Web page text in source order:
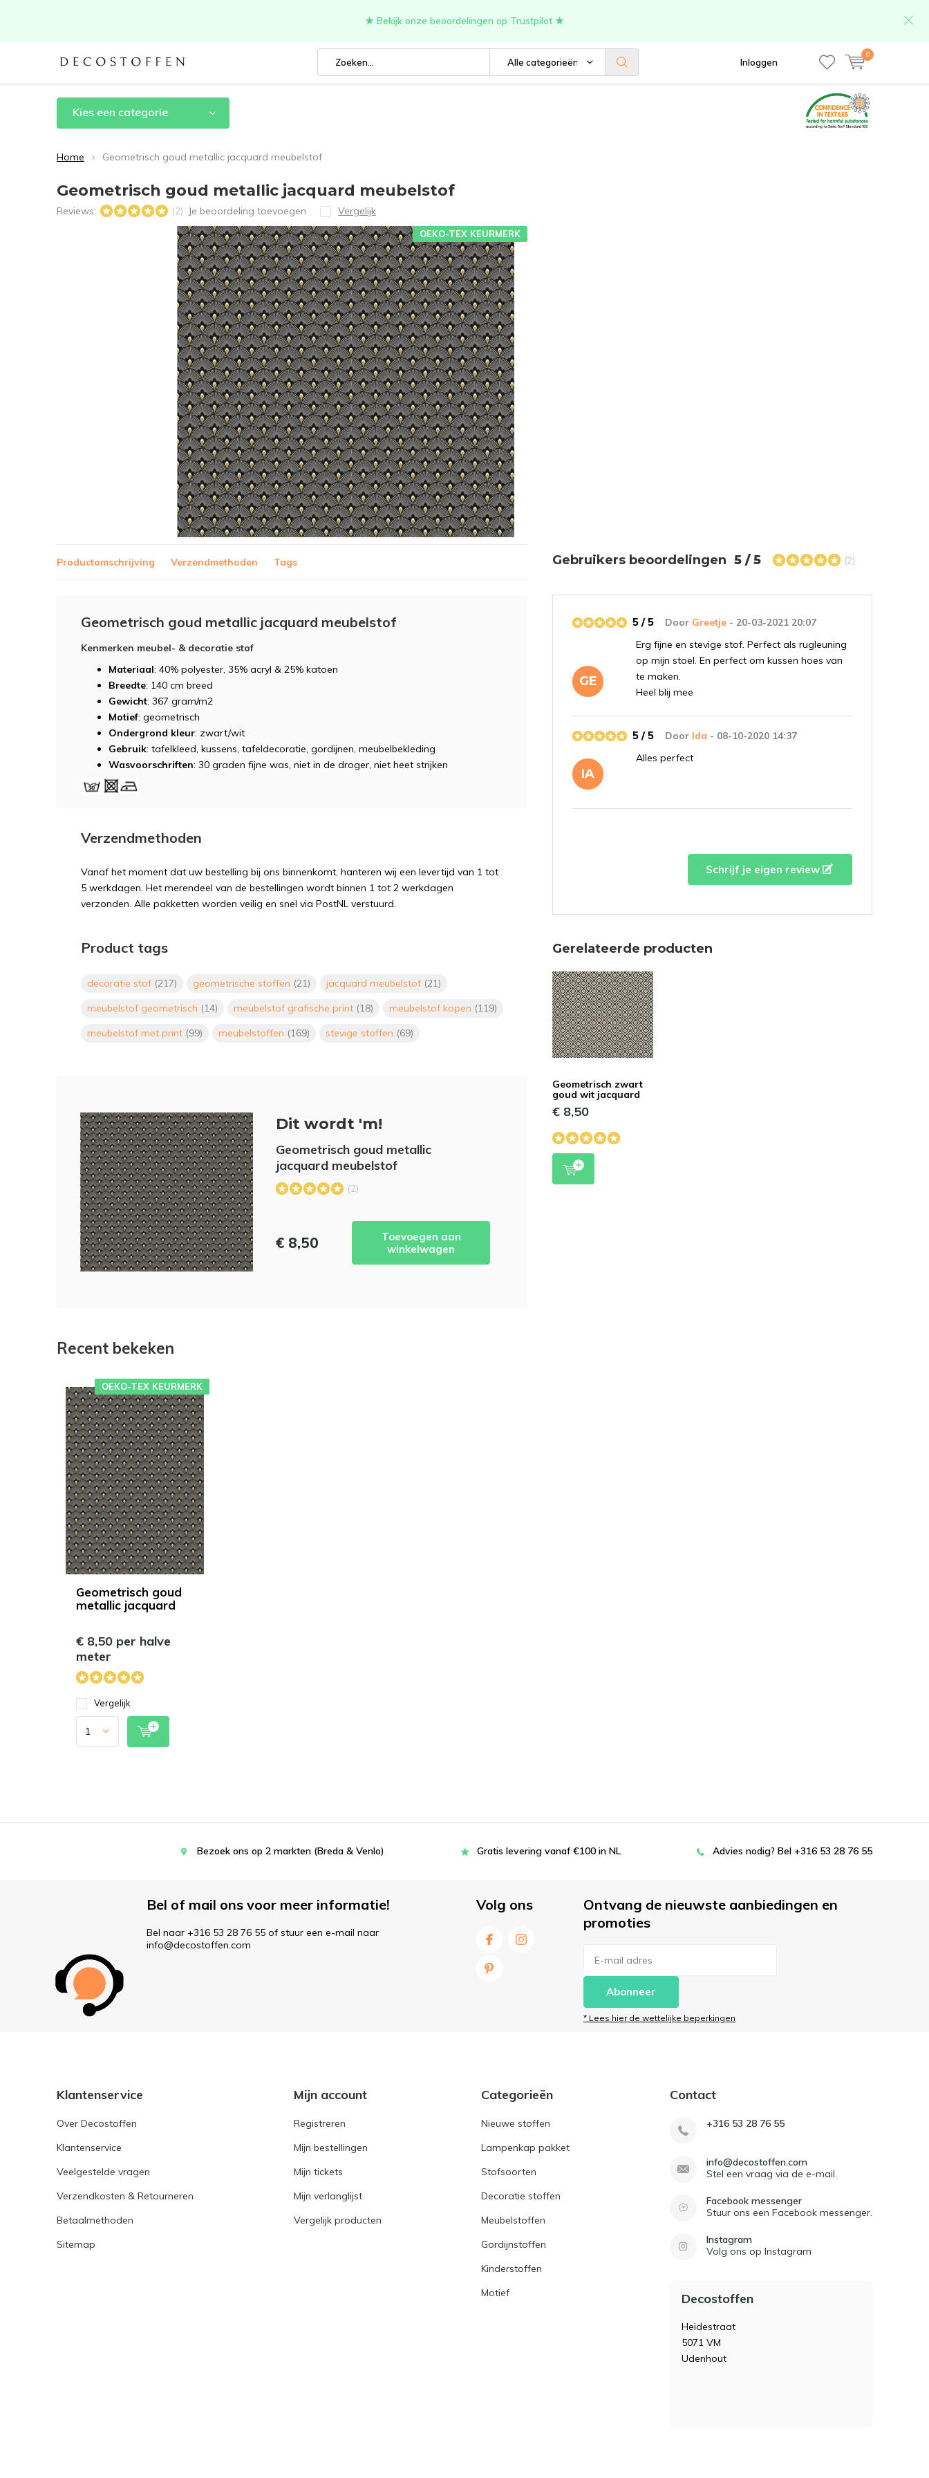
Alle categorieën Inloggen
0
★ Bekijk onze beoordelingen op Trustpilot ★
Kies een categorie
Home Geometrisch goud metallic jacquard meubelstof
Geometrisch goud metallic jacquard meubelstof
Reviews: (2) Je beoordeling toevoegen Vergelijk
OEKO-TEX KEURMERK
Productomschrijving Verzendmethoden Tags
Geometrisch goud metallic jacquard meubelstof
Kenmerken meubel- & decoratie stof
Materiaal: 40% polyester, 35% acryl & 25% katoen
Breedte: 140 cm breed
Gewicht: 367 gram/m2
Motief: geometrisch
Ondergrond kleur: zwart/wit
Gebruik: tafelkleed, kussens, tafeldecoratie, gordijnen, meubelbekleding
Wasvoorschriften: 30 graden fijne was, niet in de droger, niet heet strijken
Verzendmethoden
Vanaf het moment dat uw bestelling bij ons binnenkomt, hanteren wij een levertijd van 1 tot
5 werkdagen. Het merendeel van de bestellingen wordt binnen 1 tot 2 werkdagen
verzonden. Alle pakketten worden veilig en snel via PostNL verstuurd.
Product tags
decoratie stof (217) geometrische stoffen (21) jacquard meubelstof (21)
meubelstof geometrisch (14) meubelstof grafische print (18) meubelstof kopen (119)
meubelstof met print (99) meubelstoffen (169) stevige stoffen (69)
Dit wordt 'm!
Geometrisch goud metallic
jacquard meubelstof
(2)
€ 8,50
Toevoegen aan
winkelwagen
Gebruikers beoordelingen 5 / 5 (2)
GE
Door Greetje - 20-03-2021 20:07
5 / 5
Erg fijne en stevige stof. Perfect als rugleuning
op mijn stoel. En perfect om kussen hoes van
te maken.
Heel blij mee
IA
Door Ida - 08-10-2020 14:37
5 / 5
Alles perfect
Schrijf je eigen review
Gerelateerde producten
Geometrisch zwart
goud wit jacquard
€ 8,50
Recent bekeken
Geometrisch goud
metallic jacquard
OEKO-TEX KEURMERK
€ 8,50 per halve
meter
Vergelijk
Bezoek ons op 2 markten (Breda & Venlo) Gratis levering vanaf €100 in NL Advies nodig? Bel +316 53 28 76 55
Bel of mail ons voor meer informatie!
Bel naar +316 53 28 76 55 of stuur een e-mail naar
info@decostoffen.com
Volg ons
Ontvang de nieuwste aanbiedingen en
promoties
Abonneer
* Lees hier de wettelijke beperkingen
Klantenservice
Over Decostoffen
Klantenservice
Veelgestelde vragen
Verzendkosten & Retourneren
Betaalmethoden
Sitemap
Mijn account
Registreren
Mijn bestellingen
Mijn tickets
Mijn verlanglijst
Vergelijk producten
Categorieën
Nieuwe stoffen
Lampenkap pakket
Stofsoorten
Decoratie stoffen
Meubelstoffen
Gordijnstoffen
Kinderstoffen
Motief
Contact
+316 53 28 76 55
info@decostoffen.com
Stel een vraag via de e-mail.
Facebook messenger
Stuur ons een Facebook messenger.
Instagram
Volg ons op Instagram
Decostoffen
Heidestraat
5071 VM
Udenhout